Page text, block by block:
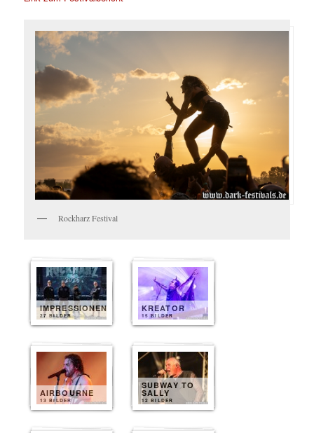
Rockharz Festival
IMPRESSIONEN
27 BILDER
KREATOR
15 BILDER
AIRBOURNE
13 BILDER
SUBWAY TO
SALLY
12 BILDER